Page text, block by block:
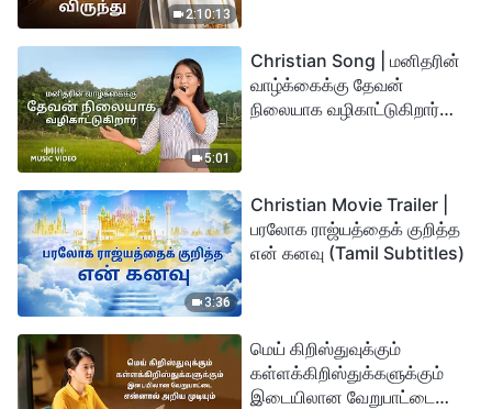
2:10:13
5:01
Christian Song | மனிதரின்
வாழ்க்கைக்கு தேவன்
நிலையாக வழிகாட்டுகிறார்
3:36
Christian Movie Trailer |
பரலோக ராஜ்யத்தைக் குறித்த
என் கனவு (Tamil Subtitles)
மெய் கிறிஸ்துவுக்கும்
கள்ளக்கிறிஸ்துக்களுக்கும்
இடையிலான வேறுபாட்டை